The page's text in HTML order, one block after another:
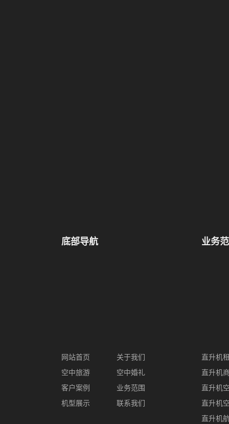
底部导航
网站首页
关于我们
空中旅游
空中婚礼
客户案例
业务范围
机型展示
联系我们
业务
直升机
直升机
直升机
直升机
直升机